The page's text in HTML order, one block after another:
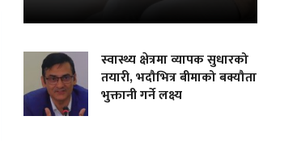
स्वास्थ्य क्षेत्रमा व्यापक सुधारको
तयारी, भदौभित्र बीमाको बक्यौता
भुक्तानी गर्ने लक्ष्य